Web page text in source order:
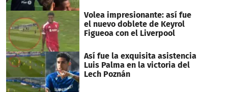
Volea impresionante: así fue
el nuevo doblete de Keyrol
Figueoa con el Liverpool
Así fue la exquisita asistencia
Luis Palma en la victoria del
Lech Poznán